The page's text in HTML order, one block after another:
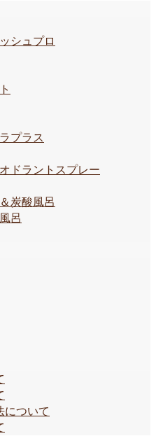
シュプロ
プラス
ドラントスプレー
炭酸風呂
呂
について